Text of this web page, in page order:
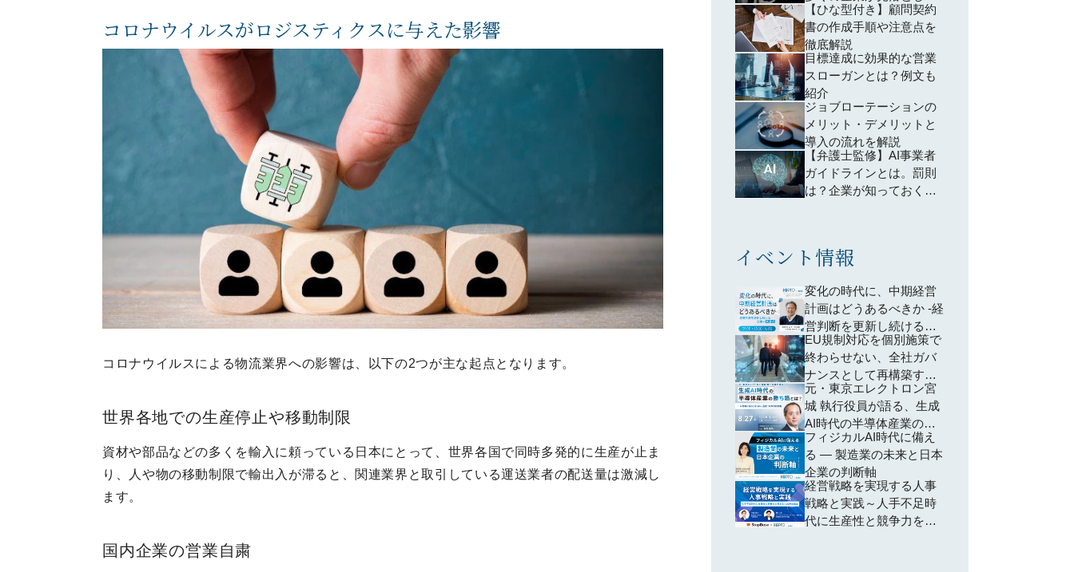
コロナウイルスがロジスティクスに与えた影響
コロナウイルスによる物流業界への影響は、以下の2つが主な起点となります。
世界各地での生産停止や移動制限
資材や部品などの多くを輸入に頼っている日本にとって、世界各国で同時多発的に生産が止ま
り、人や物の移動制限で輸出入が滞ると、関連業界と取引している運送業者の配送量は激減し
ます。
国内企業の営業自粛
いる「育成設計」の問題
【ひな型付き】顧問契約
書の作成手順や注意点を
徹底解説
目標達成に効果的な営業
スローガンとは？例文も
紹介
ジョブローテーションの
メリット・デメリットと
導入の流れを解説
【弁護士監修】AI事業者
ガイドラインとは。罰則
は？企業が知っておくべ
イベント情報
変化の時代に、中期経営
計画はどうあるべきか -経
営判断を更新し続ける企
業の共通点-
EU規制対応を個別施策で
終わらせない、全社ガバ
ナンスとして再構築する
方法 ―個別対応から脱却
し、規制横断で共通領域
を再編するための全社設
計―
元・東京エレクトロン宮
城 執行役員が語る、生成
AI時代の半導体産業の勝
ち筋とは？ ~AI特需に踊
らされない、投資・SCM
の判断軸~
フィジカルAI時代に備え
る ― 製造業の未来と日本
企業の判断軸
経営戦略を実現する人事
戦略と実践～人手不足時
代に生産性と競争力を高